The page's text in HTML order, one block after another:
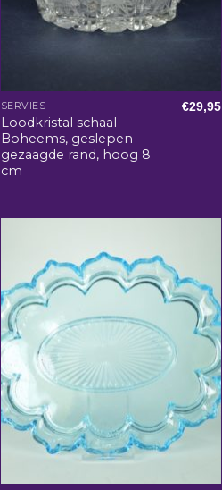
SERVIES
Loodkristal schaal
Boheems, geslepen
gezaagde rand, hoog 8
cm
€29,95